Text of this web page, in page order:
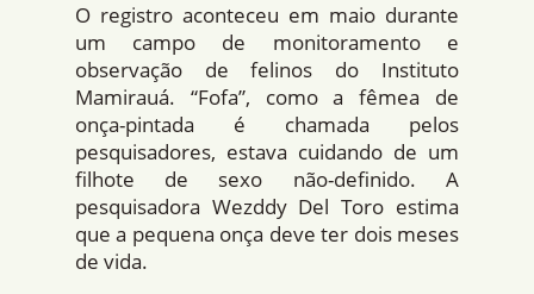
O registro aconteceu em maio durante
um campo de monitoramento e
observação de felinos do Instituto
Mamirauá. “Fofa”, como a fêmea de
onça-pintada é chamada pelos
pesquisadores, estava cuidando de um
filhote de sexo não-definido. A
pesquisadora Wezddy Del Toro estima
que a pequena onça deve ter dois meses
de vida.